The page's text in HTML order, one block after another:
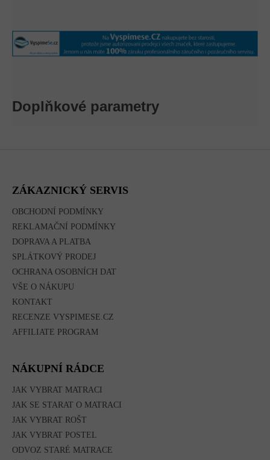
Doplňkové parametry
ZÁKAZNICKÝ SERVIS
OBCHODNÍ PODMÍNKY
REKLAMAČNÍ PODMÍNKY
DOPRAVA A PLATBA
SPLÁTKOVÝ PRODEJ
OCHRANA OSOBNÍCH DAT
VŠE O NÁKUPU
KONTAKT
RECENZE VYSPIMESE.CZ
AFFILIATE PROGRAM
NÁKUPNÍ RÁDCE
JAK VYBRAT MATRACI
JAK SE STARAT O MATRACI
JAK VYBRAT ROŠT
JAK VYBRAT POSTEL
ODVOZ STARÉ MATRACE